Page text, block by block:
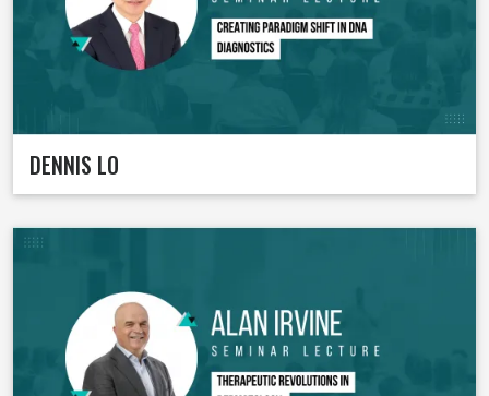
DENNIS LO